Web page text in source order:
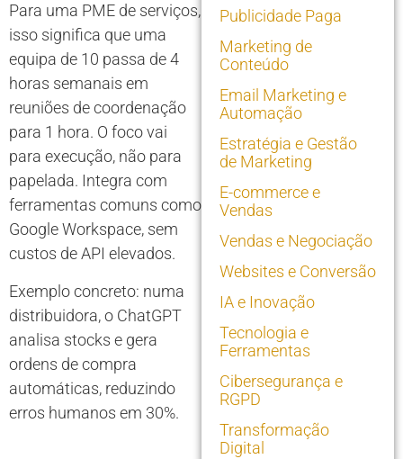
Para uma PME de serviços,
isso significa que uma
equipa de 10 passa de 4
horas semanais em
reuniões de coordenação
para 1 hora. O foco vai
para execução, não para
papelada. Integra com
ferramentas comuns como
Google Workspace, sem
custos de API elevados.
Exemplo concreto: numa
distribuidora, o ChatGPT
analisa stocks e gera
ordens de compra
automáticas, reduzindo
erros humanos em 30%.
Publicidade Paga
Marketing de
Conteúdo
Email Marketing e
Automação
Estratégia e Gestão
de Marketing
E-commerce e
Vendas
Vendas e Negociação
Websites e Conversão
IA e Inovação
Tecnologia e
Ferramentas
Cibersegurança e
RGPD
Transformação
Digital